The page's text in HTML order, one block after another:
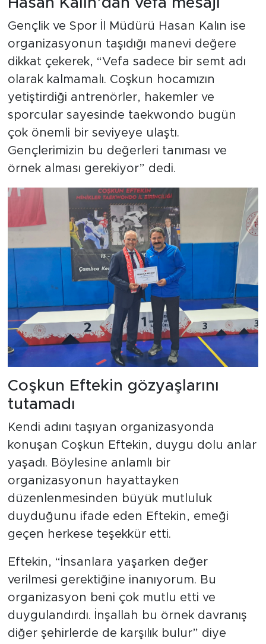
Gençlik ve Spor İl Müdürü Hasan Kalın ise
organizasyonun taşıdığı manevi değere
dikkat çekerek, “Vefa sadece bir semt adı
olarak kalmamalı. Coşkun hocamızın
yetiştirdiği antrenörler, hakemler ve
sporcular sayesinde taekwondo bugün
çok önemli bir seviyeye ulaştı.
Gençlerimizin bu değerleri tanıması ve
örnek alması gerekiyor” dedi.
Coşkun Eftekin gözyaşlarını
tutamadı
Kendi adını taşıyan organizasyonda
konuşan Coşkun Eftekin, duygu dolu anlar
yaşadı. Böylesine anlamlı bir
organizasyonun hayattayken
düzenlenmesinden büyük mutluluk
duyduğunu ifade eden Eftekin, emeği
geçen herkese teşekkür etti.
Eftekin, “İnsanlara yaşarken değer
verilmesi gerektiğine inanıyorum. Bu
organizasyon beni çok mutlu etti ve
duygulandırdı. İnşallah bu örnek davranış
diğer şehirlerde de karşılık bulur” diye